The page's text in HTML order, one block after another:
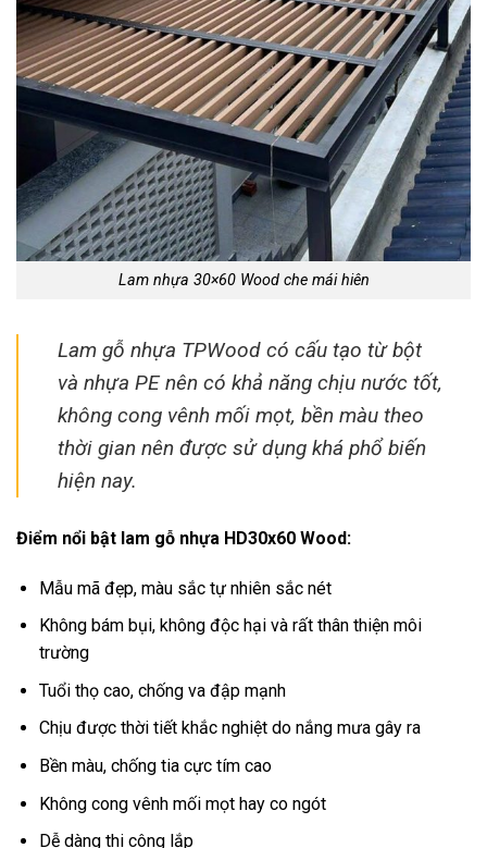
Lam nhựa 30×60 Wood che mái hiên
Lam gỗ nhựa TPWood có cấu tạo từ bột
và nhựa PE nên có khả năng chịu nước tốt,
không cong vênh mối mọt, bền màu theo
thời gian nên được sử dụng khá phổ biến
hiện nay.
Điểm nổi bật lam gỗ nhựa HD30x60 Wood:
Mẫu mã đẹp, màu sắc tự nhiên sắc nét
Không bám bụi, không độc hại và rất thân thiện môi
trường
Tuổi thọ cao, chống va đập mạnh
Chịu được thời tiết khắc nghiệt do nắng mưa gây ra
Bền màu, chống tia cực tím cao
Không cong vênh mối mọt hay co ngót
Dễ dàng thi công lắp